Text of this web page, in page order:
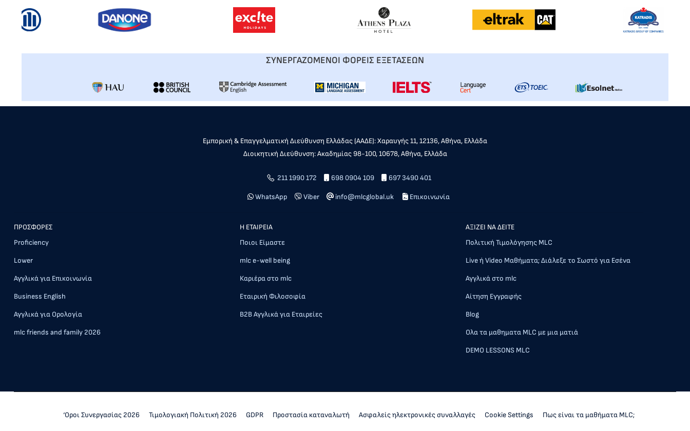
ΣΥΝΕΡΓΑΖΟΜΕΝΟΙ ΦΟΡΕΙΣ ΕΞΕΤΑΣΕΩΝ
Εμπορική & Επαγγελματική Διεύθυνση Ελλάδας (ΑΑΔΕ): Χαραυγής 11, 12136, Αθήνα, Ελλάδα
Διοικητική Διεύθυνση: Ακαδημίας 98-100, 10678, Αθήνα, Ελλάδα
211 1990 172 698 0904 109 697 3490 401
WhatsApp Viber info@mlcglobal.uk Επικοινωνία
ΠΡΟΣΦΟΡΕΣ
Proficiency
Lower
Αγγλικά για Επικοινωνία
Business English
Αγγλικά για Ορολογία
mlc friends and family 2026
Η ΕΤΑΙΡΕΙΑ
Ποιοι Είμαστε
mlc e-well being
Καριέρα στο mlc
Εταιρική Φιλοσοφία
Β2Β Αγγλικά για Εταιρείες
AΞΙΖΕΙ ΝΑ ΔΕΙΤΕ
Πολιτική Τιμολόγησης MLC
Live ή Video Μαθήματα; Διάλεξε το Σωστό για Εσένα
Αγγλικά στο mlc
Αίτηση Εγγραφής
Blog
Ολα τα μαθηματα MLC με μια ματιά
DEMO LESSONS MLC
‘Οροι Συνεργασίας 2026 Τιμολογιακή Πολιτική 2026 GDPR Προστασία καταναλωτή Ασφαλείς ηλεκτρονικές συναλλαγές Cookie Settings Πως είναι τα μαθήματα MLC;